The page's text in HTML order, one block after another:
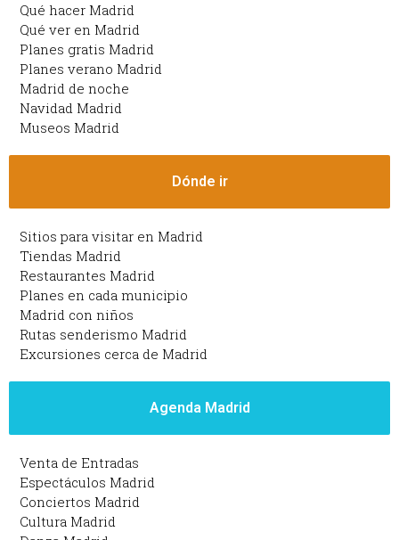
Qué hacer Madrid
Qué ver en Madrid
Planes gratis Madrid
Planes verano Madrid
Madrid de noche
Navidad Madrid
Museos Madrid
Dónde ir
Sitios para visitar en Madrid
Tiendas Madrid
Restaurantes Madrid
Planes en cada municipio
Madrid con niños
Rutas senderismo Madrid
Excursiones cerca de Madrid
Agenda Madrid
Venta de Entradas
Espectáculos Madrid
Conciertos Madrid
Cultura Madrid